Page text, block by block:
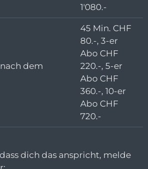
1'080.-
dem
45 Min. CHF
80.-, 3-er
Abo CHF
220.-, 5-er
Abo CHF
360.-, 10-er
Abo CHF
720.-
dich das anspricht, melde